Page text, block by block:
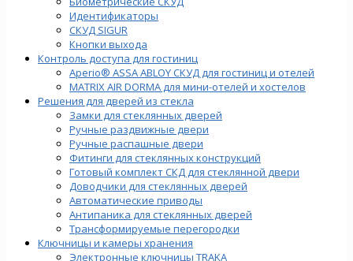
Идентификаторы
СКУД SIGUR
Кнопки выхода
Контроль доступа для гостиниц
Aperio® ASSA ABLOY СКУД для гостиниц и отелей
MATRIX AIR DORMA для мини-отелей и хостелов
Решения для дверей из стекла
Замки для стеклянных дверей
Ручные раздвижные двери
Ручные распашные двери
Фитинги для стеклянных конструкций
Готовый комплект СКД для стеклянной двери
Доводчики для стеклянных дверей
Автоматические приводы
Антипаника для стеклянных дверей
Трансформируемые перегородки
Ключницы и камеры хранения
Электронные ключницы TRAKA